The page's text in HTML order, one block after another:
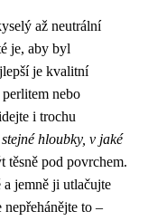
až neutrální
je, aby byl
je kvalitní
nebo
i trochu
hloubky, v jaké
pod povrchem.
jemně ji utlačujte
to –